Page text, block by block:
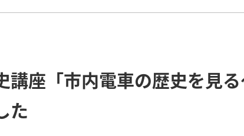
講座「市内電車の歴史を見
た